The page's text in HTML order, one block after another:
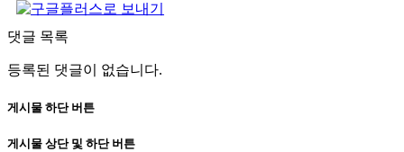
댓글 목록
등록된 댓글이 없습니다.
게시물 하단 버튼
게시물 상단 및 하단 버튼